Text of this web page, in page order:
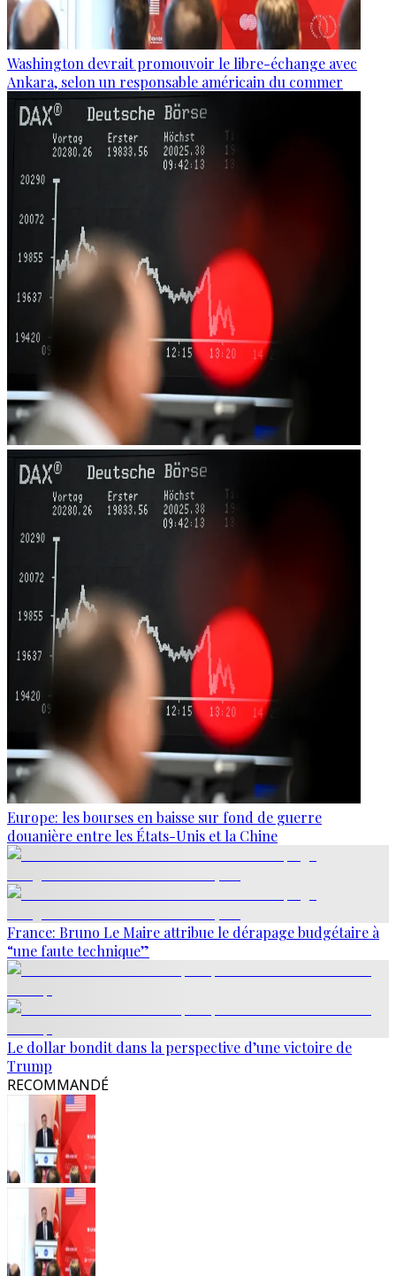
Washington devrait promouvoir le libre-échange avec
Ankara, selon un responsable américain du commer
Europe: les bourses en baisse sur fond de guerre
douanière entre les États-Unis et la Chine
France: Bruno Le Maire attribue le dérapage budgétaire à
“une faute technique”
Le dollar bondit dans la perspective d’une victoire de
Trump
RECOMMANDÉ